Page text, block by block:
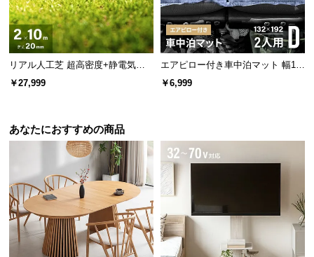
ブ
ロ
報
アームをスライドさせて簡単にパラソルの角度調節
が可能。シーンに合わせてお使いいただけます。
リアル人工芝 超高密度+静電気防
止 極細タイプ 芝丈20mm 2×10m
￥27,999
エアピロー付き車中泊マット 幅13
2cm
￥6,999
あなたにおすすめの商品